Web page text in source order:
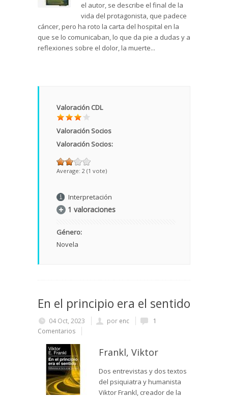
el autor, se describe el final de la
vida del protagonista, que padece
cáncer, pero ha roto la carta del hospital en la
que se lo comunicaban, lo que da pie a dudas y a
reflexiones sobre el dolor, la muerte...
Valoración CDL
Valoración Socios
Valoración Socios:
Average: 2 (1 vote)
Interpretación
1 valoraciones
Género:
Novela
En el principio era el sentido
04 Oct, 2023 por enc
1
Comentarios
Frankl, Viktor
Dos entrevistas y dos textos
del psiquiatra y humanista
Viktor Frankl, creador de la